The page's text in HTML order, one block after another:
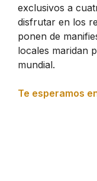
exclusivos a
disfrutar en los
ponen de
locales maridan
mundial.
Te esperamos